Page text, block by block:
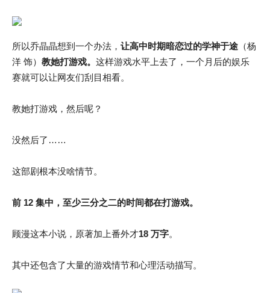
所以乔晶晶想到一个办法， 让高中时期暗恋过的学神于途 （杨
洋 饰） 教她打游戏。 这样游戏水平上去了，一个月后的娱乐
赛就可以让网友们刮目相看。
教她打游戏，然后呢？
没然后了……
这部剧根本没啥情节。
前 12 集中，至少三分之二的时间都在打游戏。
顾漫这本小说，原著加上番外才18 万字。
其中还包含了大量的游戏情节和心理活动描写。